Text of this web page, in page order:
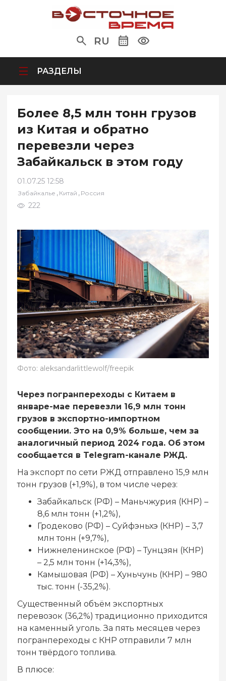
RU
РАЗДЕЛЫ
Более 8,5 млн тонн грузов
из Китая и обратно
перевезли через
Забайкальск в этом году
01.07.25 12:58
Забайкалье , Китай , Россия
222
Фото: aleksandarlittlewolf/freepik
Через погранпереходы с Китаем в
январе-мае перевезли 16,9 млн тонн
грузов в экспортно-импортном
сообщении. Это на 0,9% больше, чем за
аналогичный период 2024 года. Об этом
сообщается в Telegram-канале РЖД.
На экспорт по сети РЖД отправлено 15,9 млн
тонн грузов (+1,9%), в том числе через:
Забайкальск (РФ) – Маньчжурия (КНР) –
8,6 млн тонн (+1,2%),
Гродеково (РФ) – Суйфэньхэ (КНР) – 3,7
млн тонн (+9,7%),
Нижнеленинское (РФ) – Тунцзян (КНР)
– 2,5 млн тонн (+14,3%),
Камышовая (РФ) – Хуньчунь (КНР) – 980
тыс. тонн (-35,2%).
Существенный объём экспортных
перевозок (36,2%) традиционно приходится
на каменный уголь. За пять месяцев через
погранпереходы с КНР отправили 7 млн
тонн твёрдого топлива.
В плюсе: